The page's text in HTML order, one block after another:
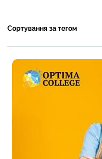
Сортування за тегом